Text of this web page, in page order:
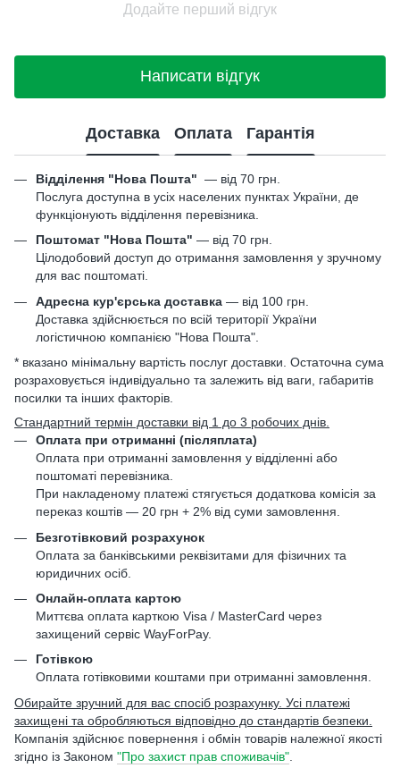
Додайте перший відгук
Написати відгук
Доставка Оплата Гарантія
Відділення "Нова Пошта" — від 70 грн.
Послуга доступна в усіх населених пунктах України, де
функціонують відділення перевізника.
Поштомат "Нова Пошта" — від 70 грн.
Цілодобовий доступ до отримання замовлення у зручному
для вас поштоматі.
Адресна кур'єрська доставка — від 100 грн.
Доставка здійснюється по всій території України
логістичною компанією "Нова Пошта".
* вказано мінімальну вартість послуг доставки. Остаточна сума
розраховується індивідуально та залежить від ваги, габаритів
посилки та інших факторів.
Стандартний термін доставки від 1 до 3 робочих днів.
Оплата при отриманні (післяплата)
Оплата при отриманні замовлення у відділенні або
поштоматі перевізника.
При накладеному платежі стягується додаткова комісія за
переказ коштів — 20 грн + 2% від суми замовлення.
Безготівковий розрахунок
Оплата за банківськими реквізитами для фізичних та
юридичних осіб.
Онлайн-оплата картою
Миттєва оплата карткою Visa / MasterCard через
захищений сервіс WayForPay.
Готівкою
Оплата готівковими коштами при отриманні замовлення.
Обирайте зручний для вас спосіб розрахунку. Усі платежі
захищені та обробляються відповідно до стандартів безпеки.
Компанія здійснює повернення і обмін товарів належної якості
згідно із Законом "Про захист прав споживачів"